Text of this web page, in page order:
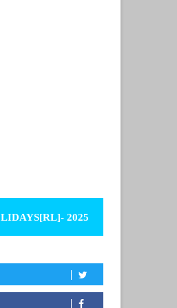
2025